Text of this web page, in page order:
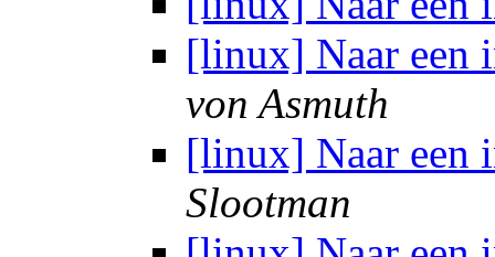
[linux] Naar een
von Asmuth
[linux] Naar een
Slootman